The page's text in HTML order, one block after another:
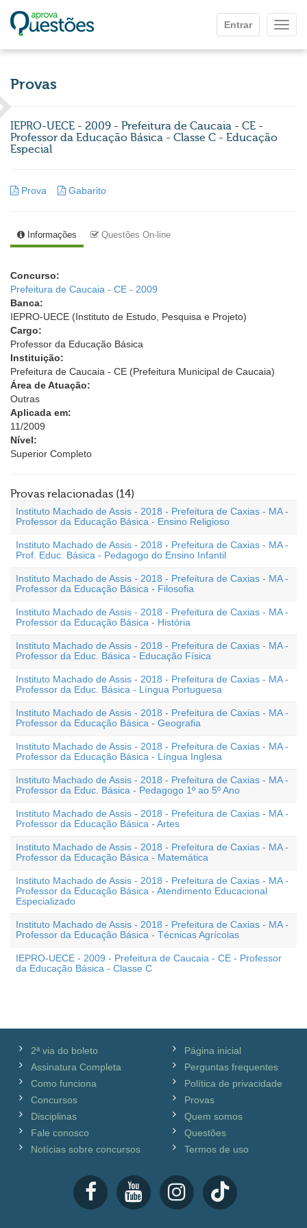
Entrar
Provas
IEPRO-UECE - 2009 - Prefeitura de Caucaia - CE -
Professor da Educação Básica - Classe C - Educação
Especial
Prova Gabarito
Informações Questões On-line
Concurso:
Prefeitura de Caucaia - CE - 2009
Banca:
IEPRO-UECE (Instituto de Estudo, Pesquisa e Projeto)
Cargo:
Professor da Educação Básica
Instituição:
Prefeitura de Caucaia - CE (Prefeitura Municipal de Caucaia)
Área de Atuação:
Outras
Aplicada em:
11/2009
Nível:
Superior Completo
Provas relacionadas (14)
Instituto Machado de Assis - 2018 - Prefeitura de Caxias - MA -
Professor da Educação Básica - Ensino Religioso
Instituto Machado de Assis - 2018 - Prefeitura de Caxias - MA -
Prof. Educ. Básica - Pedagogo do Ensino Infantil
Instituto Machado de Assis - 2018 - Prefeitura de Caxias - MA -
Professor da Educação Básica - Filosofia
Instituto Machado de Assis - 2018 - Prefeitura de Caxias - MA -
Professor da Educação Básica - História
Instituto Machado de Assis - 2018 - Prefeitura de Caxias - MA -
Professor da Educ. Básica - Educação Física
Instituto Machado de Assis - 2018 - Prefeitura de Caxias - MA -
Professor da Educ. Básica - Língua Portuguesa
Instituto Machado de Assis - 2018 - Prefeitura de Caxias - MA -
Professor da Educação Básica - Geografia
Instituto Machado de Assis - 2018 - Prefeitura de Caxias - MA -
Professor da Educação Básica - Língua Inglesa
Instituto Machado de Assis - 2018 - Prefeitura de Caxias - MA -
Professor da Educ. Básica - Pedagogo 1º ao 5º Ano
Instituto Machado de Assis - 2018 - Prefeitura de Caxias - MA -
Professor da Educação Básica - Artes
Instituto Machado de Assis - 2018 - Prefeitura de Caxias - MA -
Professor da Educação Básica - Matemática
Instituto Machado de Assis - 2018 - Prefeitura de Caxias - MA -
Professor da Educação Básica - Atendimento Educacional
Especializado
Instituto Machado de Assis - 2018 - Prefeitura de Caxias - MA -
Professor da Educação Básica - Técnicas Agrícolas
IEPRO-UECE - 2009 - Prefeitura de Caucaia - CE - Professor
da Educação Básica - Classe C
2ª via do boleto
Assinatura Completa
Como funciona
Concursos
Disciplinas
Fale conosco
Notícias sobre concursos
Página inicial
Perguntas frequentes
Política de privacidade
Provas
Quem somos
Questões
Termos de uso